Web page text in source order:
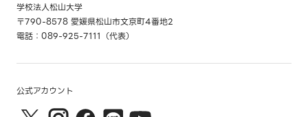
学校法人松山大学
〒790-8578 愛媛県松山市文京町4番地2
電話：089-925-7111（代表）
公式アカウント